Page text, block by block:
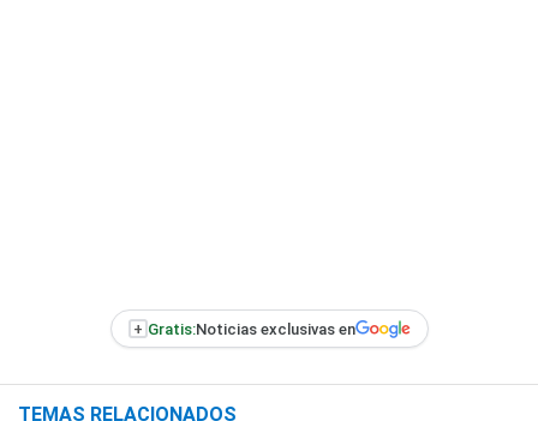
+ Gratis:Noticias exclusivas en
TEMAS RELACIONADOS